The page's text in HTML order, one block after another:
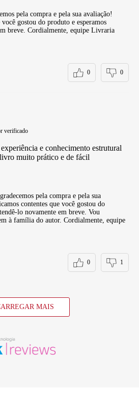
pela compra e pela sua avaliação!
gostou do produto e esperamos
breve. Cordialmente, equipe Livraria
0 0
verificado
e conhecimento estrutural
muito prático e de fácil
pela compra e pela sua
contentes que você gostou do
lo novamente em breve. Vou
à família do autor. Cordialmente, equipe
0 1
MAIS